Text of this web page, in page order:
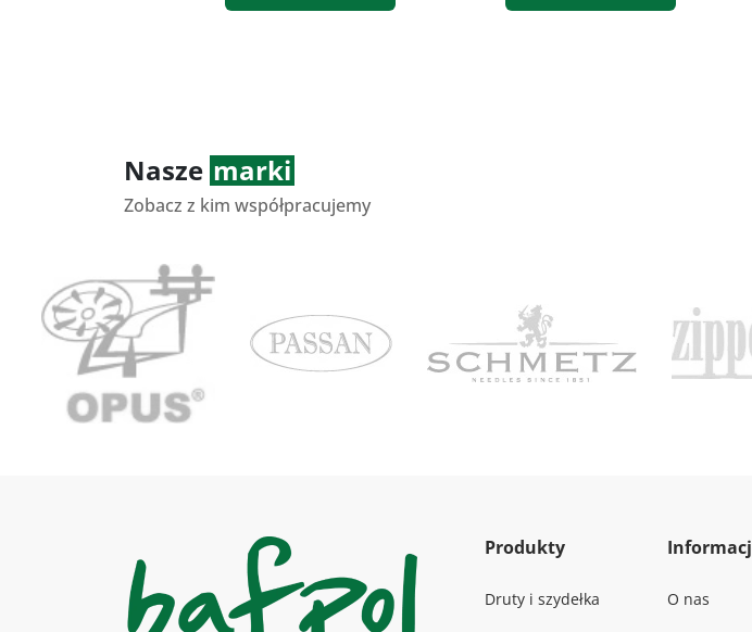
Nasze marki
Zobacz z kim współpracujemy
Produkty
Druty i szydełka O nas